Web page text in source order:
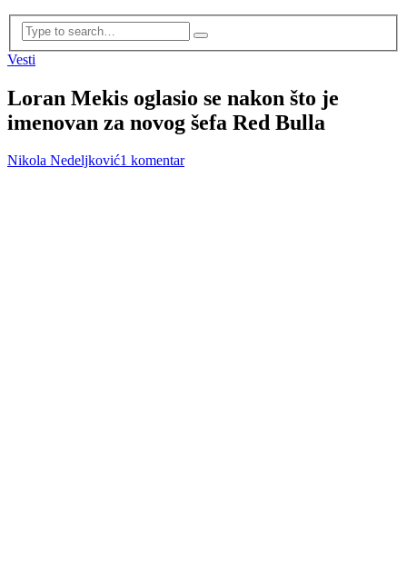
Vesti
Loran Mekis oglasio se nakon što je
imenovan za novog šefa Red Bulla
Nikola Nedeljković1 komentar